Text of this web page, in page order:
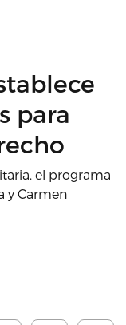
para
el programa
y Carmen